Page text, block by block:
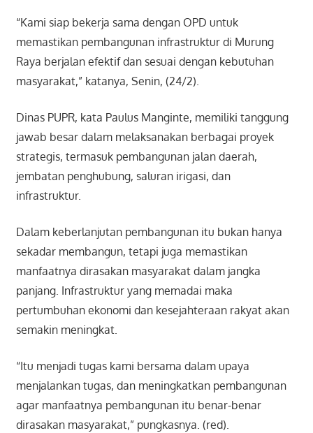
“Kami siap bekerja sama dengan OPD untuk
memastikan pembangunan infrastruktur di Murung
Raya berjalan efektif dan sesuai dengan kebutuhan
masyarakat,” katanya, Senin, (24/2).
Dinas PUPR, kata Paulus Manginte, memiliki tanggung
jawab besar dalam melaksanakan berbagai proyek
strategis, termasuk pembangunan jalan daerah,
jembatan penghubung, saluran irigasi, dan
infrastruktur.
Dalam keberlanjutan pembangunan itu bukan hanya
sekadar membangun, tetapi juga memastikan
manfaatnya dirasakan masyarakat dalam jangka
panjang. Infrastruktur yang memadai maka
pertumbuhan ekonomi dan kesejahteraan rakyat akan
semakin meningkat.
“Itu menjadi tugas kami bersama dalam upaya
menjalankan tugas, dan meningkatkan pembangunan
agar manfaatnya pembangunan itu benar-benar
dirasakan masyarakat,” pungkasnya. (red).